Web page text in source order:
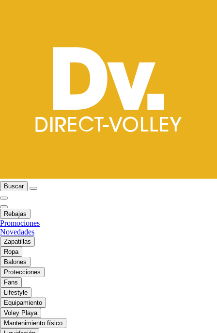
Buscar
Rebajas
Promociones
Novedades
Zapatillas
Ropa
Balones
Protecciones
Fans
Lifestyle
Equipamiento
Voley Playa
Mantenimiento físico